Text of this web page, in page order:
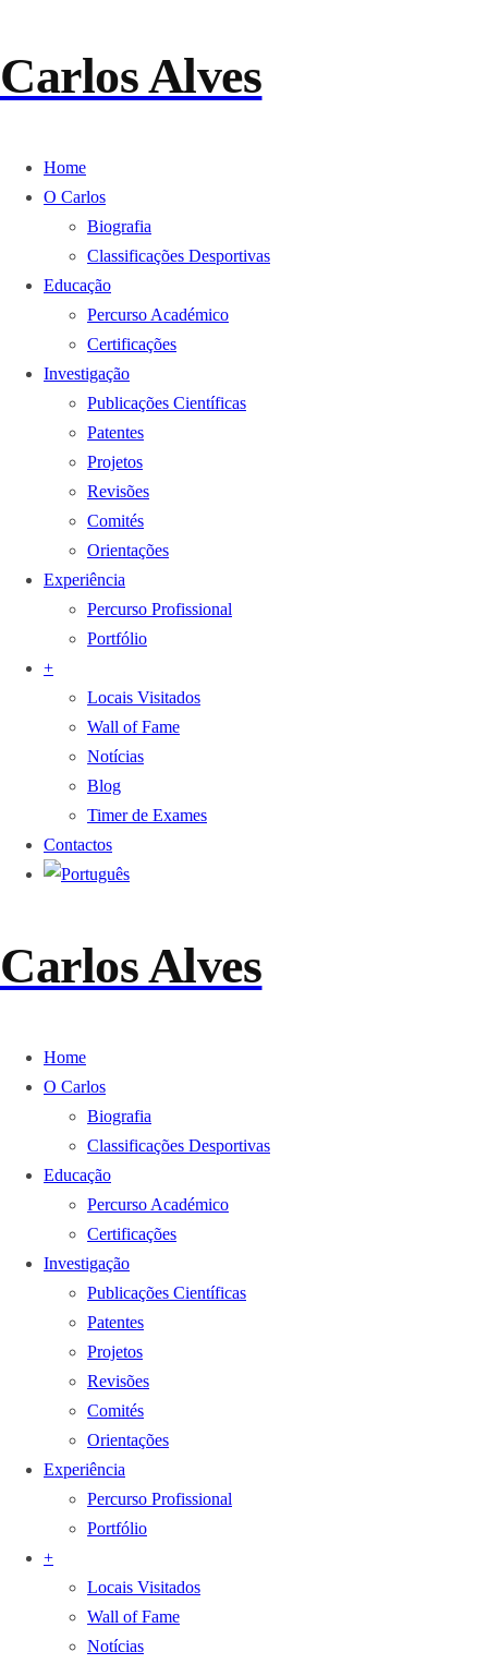
Carlos Alves
Home
O Carlos
Biografia
Classificações Desportivas
Educação
Percurso Académico
Certificações
Investigação
Publicações Científicas
Patentes
Projetos
Revisões
Comités
Orientações
Experiência
Percurso Profissional
Portfólio
+
Locais Visitados
Wall of Fame
Notícias
Blog
Timer de Exames
Contactos
Carlos Alves
Home
O Carlos
Biografia
Classificações Desportivas
Educação
Percurso Académico
Certificações
Investigação
Publicações Científicas
Patentes
Projetos
Revisões
Comités
Orientações
Experiência
Percurso Profissional
Portfólio
+
Locais Visitados
Wall of Fame
Notícias